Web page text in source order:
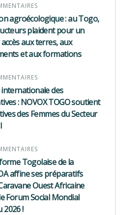
agroécologique : au Togo,
plaident pour un
aux terres, aux
et aux formations
des
: NOVOX TOGO soutient
des Femmes du Secteur
Togolaise de la
affine ses préparatifs
Ouest Africaine
Forum Social Mondial
2026 !